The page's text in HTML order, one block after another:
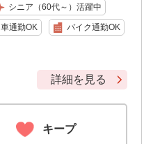
シニア（60代～）活躍中
車通勤OK バイク通勤OK
詳細を見る
キープ